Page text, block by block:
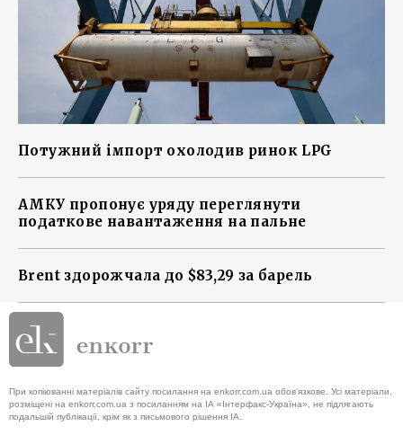
Потужний імпорт охолодив ринок LPG
АМКУ пропонує уряду переглянути
податкове навантаження на пальне
Brent здорожчала до $83,29 за барель
При копіюванні матеріалів сайту посилання на enkorr.com.ua обов'язкове. Усі матеріали,
розміщені на enkorr.com.ua з посиланням на ІА «Інтерфакс-Україна», не підлягають
подальшій публікації, крім як з письмового рішення ІА.